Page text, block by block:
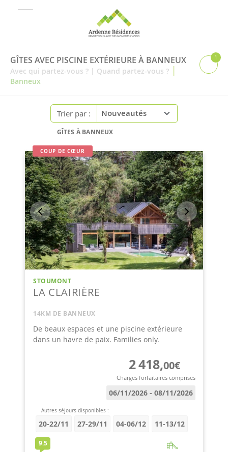
GÎTES AVEC PISCINE EXTÉRIEURE À BANNEUX
Avec qui partez-vous ? | Quand partez-vous ? |
Banneux
1
Trier par :
GÎTES À BANNEUX